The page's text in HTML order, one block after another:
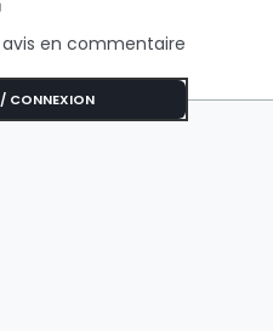
en commentaire
/ CONNEXION